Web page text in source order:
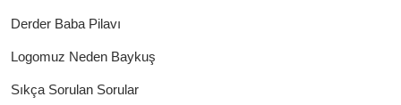
Derder Baba Pilavı
Logomuz Neden Baykuş
Sıkça Sorulan Sorular